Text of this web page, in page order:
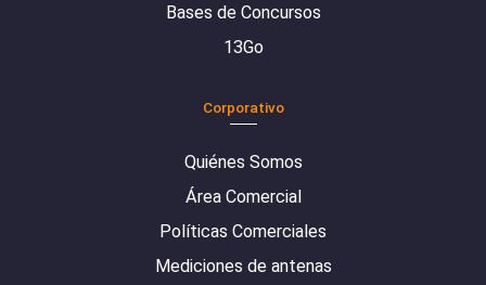
Bases de Concursos
13Go
Corporativo
Quiénes Somos
Área Comercial
Políticas Comerciales
Mediciones de antenas